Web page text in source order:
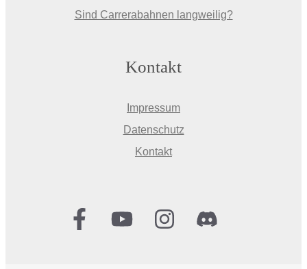
Sind Carrerabahnen langweilig?
Kontakt
Impressum
Datenschutz
Kontakt